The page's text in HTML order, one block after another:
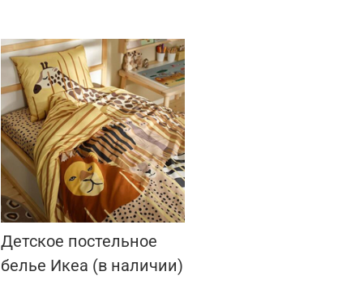
Детское постельное
белье Икеа (в наличии)